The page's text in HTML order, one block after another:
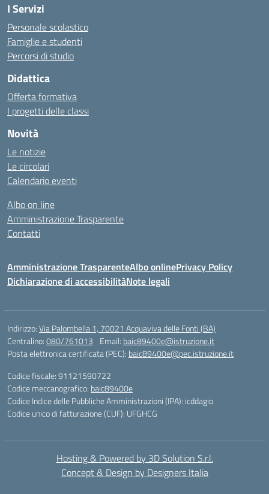
I Servizi
Personale scolastico
Famiglie e studenti
Percorsi di studio
Didattica
Offerta formativa
I progetti delle classi
Novità
Le notizie
Le circolari
Calendario eventi
Albo on line
Amministrazione Trasparente
Contatti
Amministrazione TrasparenteAlbo onlinePrivacy Policy
Dichiarazione di accessibilitàNote legali
Indirizzo:Via Palombella 1, 70021 Acquaviva delle Fonti (BA)
Centralino:080/761013 Email: baic89400e@istruzione.it
Posta elettronica certificata (PEC): baic89400e@pec.istruzione.it
Codice fiscale: 91121590722
Codice meccanografico: baic89400e
Codice Indice delle Pubbliche Amministrazioni (IPA): icddagio
Codice unico di fatturazione (CUF): UFGHCG
Hosting & Powered by 3D Solution S.r.l.
Concept & Design by Designers Italia